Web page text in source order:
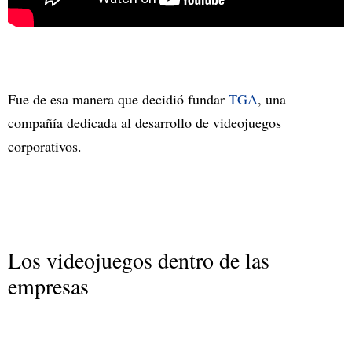
Fue de esa manera que decidió fundar TGA, una
compañía dedicada al desarrollo de videojuegos
corporativos.
Los videojuegos dentro de las
empresas